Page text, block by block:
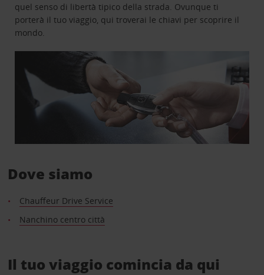
quel senso di libertà tipico della strada. Ovunque ti
porterà il tuo viaggio, qui troverai le chiavi per scoprire il
mondo.
Dove siamo
Chauffeur Drive Service
Nanchino centro città
Il tuo viaggio comincia da qui